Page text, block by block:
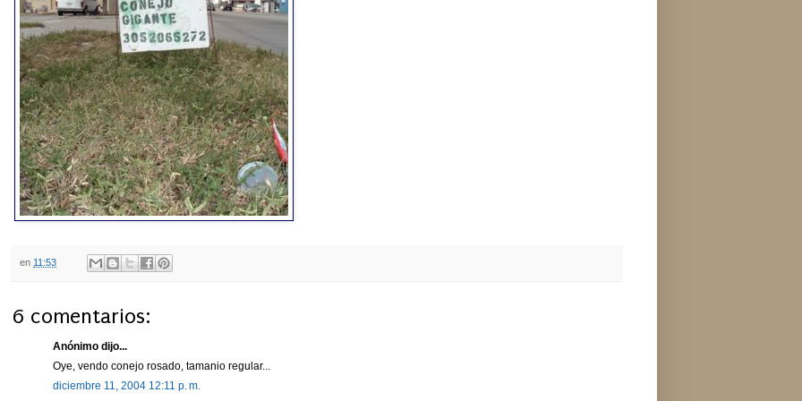
en 11:53
6 comentarios:
Anónimo dijo...
Oye, vendo conejo rosado, tamanio regular...
diciembre 11, 2004 12:11 p. m.